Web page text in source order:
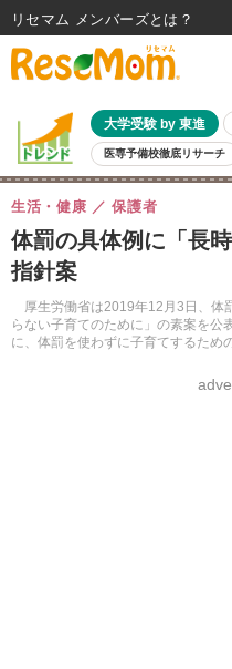
大学受験 by 東進
医専予備校徹底リサーチ
親子で考える大学選び 高校受験
共通テスト 夏休み
8月開催イベント・WS 全国公立高
自由研究教材（小学生向け）
体罰の具体例に「長
指針案
厚生労働省は2019年12月3日、体
らない子育てのために」の素案を公
に、体罰を使わずに子育てするため
生活・健康 保護者
リセマム メンバーズ